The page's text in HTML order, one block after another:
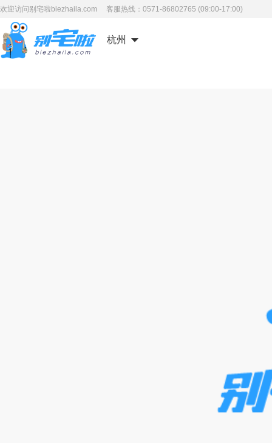
欢迎访问别宅啦biezhaila.com 客服热线：0571-86802765 (09:00-17:00)
杭州